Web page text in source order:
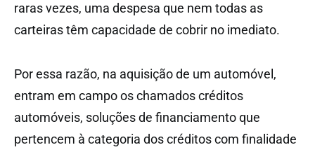
raras vezes, uma despesa que nem todas as
carteiras têm capacidade de cobrir no imediato.
Por essa razão, na aquisição de um automóvel,
entram em campo os chamados créditos
automóveis, soluções de financiamento que
pertencem à categoria dos créditos com finalidade